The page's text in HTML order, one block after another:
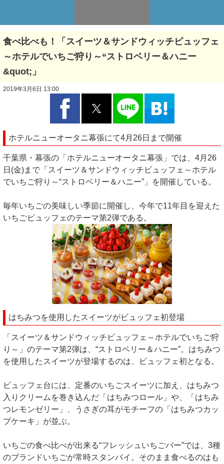
食べ比べも！「スイーツ＆サンドウィッチビュッフェ
～ホテルでいちご狩り～“ストロベリー＆ハニー
&quot;」
2019年3月6日 13:00
ホテルニューオータニ幕張にて4月26日まで開催
千葉県・幕張の「ホテルニューオータニ幕張」では、4月26
日(金)まで「スイーツ＆サンドウィッチビュッフェ～ホテル
でいちご狩り～“ストロベリー＆ハニー”」を開催している。
毎年いちごの美味しい季節に開催し、今年で11年目を迎えた
いちごビュッフェのテーマ第2弾である。
はちみつを使用したスイーツがビュッフェ初登場
「スイーツ＆サンドウィッチビュッフェ～ホテルでいちご狩
り～」のテーマ第2弾は、“ストロベリー＆ハニー”。はちみつ
を使用したスイーツが登場するのは、ビュッフェ初となる。
ビュッフェ台には、定番のいちごスイーツに加え、はちみつ
入りクリームを巻き込んだ「はちみつロール」や、「はちみ
つレモンゼリー」、うさぎの耳がモチーフの「はちみつカッ
プケーキ」が並ぶ。
いちごの食べ比べが出来る“フレッシュいちごバー”では、3種
のブランドいちごが常時スタンバイ。そのまま食べるのはも